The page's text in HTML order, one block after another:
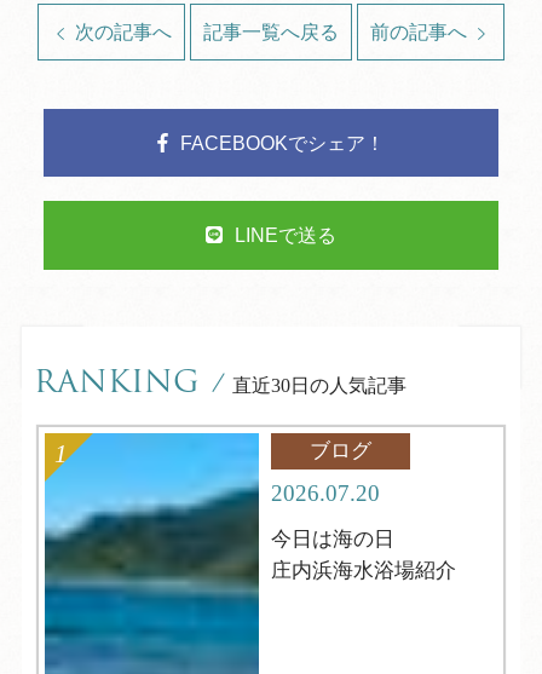
次の記事へ 記事一覧へ戻る 前の記事へ
FACEBOOKでシェア！
LINEで送る
RANKING / 直近30日の人気記事
ブログ
2026.07.20
今日は海の日
庄内浜海水浴場紹介